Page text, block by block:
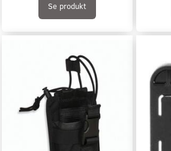
Se produkt